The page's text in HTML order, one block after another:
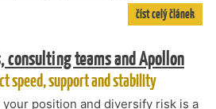
číst celý článek
consulting teams and Apollon
speed, support and stability
your position and diversify risk is a